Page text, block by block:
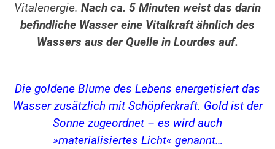
Vitalenergie. Nach ca. 5 Minuten weist das darin
befindliche Wasser eine Vitalkraft ähnlich des
Wassers aus der Quelle in Lourdes auf.
Die goldene Blume des Lebens energetisiert das
Wasser zusätzlich mit Schöpferkraft. Gold ist der
Sonne zugeordnet – es wird auch
»materialisiertes Licht« genannt…